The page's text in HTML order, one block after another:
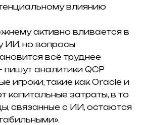
влиянию
активно вливается в
ИИ, но вопросы
всё труднее
аналитики QCP
игроки, такие как Oracle и
капитальные затраты, в то
связанные с ИИ, остаются